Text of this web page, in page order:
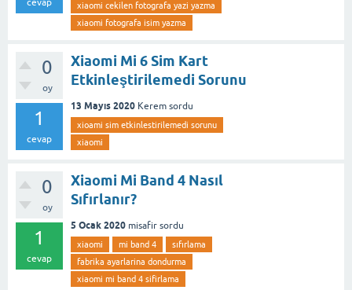
cevap
xiaomi cekilen fotografa yazi yazma
xiaomi fotografa isim yazma
0
oy
1
cevap
Xiaomi Mi 6 Sim Kart
Etkinleştirilemedi Sorunu
13 Mayıs 2020 Kerem sordu
xioami sim etkinlestirilemedi sorunu
xiaomi
0
oy
1
cevap
Xiaomi Mi Band 4 Nasıl
Sıfırlanır?
5 Ocak 2020 misafir sordu
xiaomi mi band 4
sıfırlama
fabrika ayarlarina dondurma
xiaomi mi band 4 sifirlama